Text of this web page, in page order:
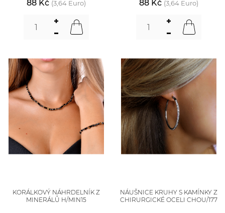
88 Kč (3,64 Euro) 88 Kč (3,64 Euro)
KORÁLKOVÝ NÁHRDELNÍK Z
MINERÁLŮ H/MIN15
NÁUŠNICE KRUHY S KAMÍNKY Z
CHIRURGICKÉ OCELI CHOU/177